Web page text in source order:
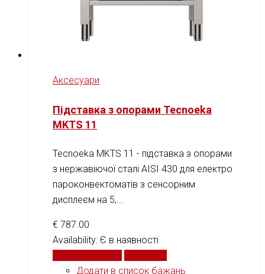
Аксесуари
Підставка з опорами Tecnoeka
MKTS 11
Tecnoeka MKTS 11 - підставка з опорами
з нержавіючої сталі AISI 430 для електро
пароконвектоматів з сенсорним
дисплеєм на 5,...
€ 787.00
Availability: Є в наявності
Додати в список бажань